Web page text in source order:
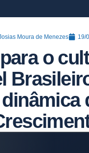
Moura de Menezes 19/
o
dinâmica